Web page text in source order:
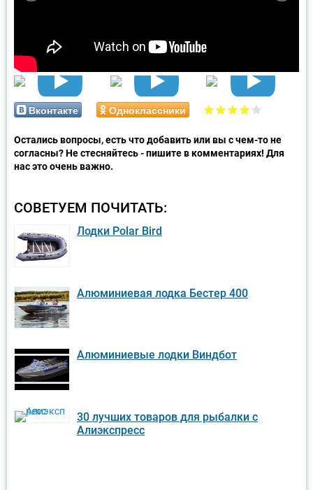
Вконтакте Одноклассники
Остались вопросы, есть что добавить или вы с чем-то не
согласны? Не стесняйтесь - пишите в комментариях! Для
нас это очень важно.
СОВЕТУЕМ ПОЧИТАТЬ:
Лодки Polar Bird
Алюминиевая лодка Бестер 400
Алюминиевые лодки Виндбот
30 лучших товаров для рыбалки с
Алиэкспресс